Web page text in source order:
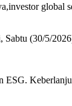
global
Sabtu (30/5/